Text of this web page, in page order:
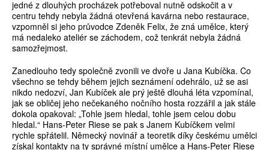
jedné z dlouhých procházek potřeboval nutně odskočit a v
centru tehdy nebyla žádná otevřená kavárna nebo restaurace,
vzpomněl si jeho průvodce Zdeněk Felix, že zná umělce, který
má nedaleko ateliér se záchodem, což tenkrát nebyla žádná
samozřejmost.
Zanedlouho tedy společně zvonili ve dvoře u Jana Kubíčka. Co
všechno se tehdy během jejich seznámení odehrálo, už se asi
nikdo nedozví, Jan Kubíček ale prý ještě dlouhá léta vzpomínal,
jak se obličej jeho nečekaného nočního hosta rozzářil a jak stále
dokola opakoval: „Tohle jsem hledal, tohle jsem celou dobu
hledal.“ Hans-Peter Riese se pak s Janem Kubíčkem velmi
rychle spřátelil. Německý novinář a teoretik díky českému umělci
získal kontakty na ty správné místní umělce a Hans-Peter Riese